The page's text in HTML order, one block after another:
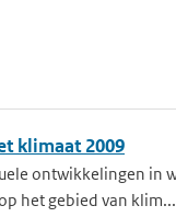
klimaat 2009
ontwikkelingen in
het gebied van klim...